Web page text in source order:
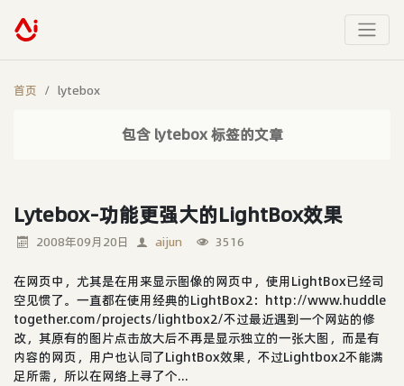
首页 lytebox
包含 lytebox 标签的文章
Lytebox-功能更强大的LightBox效果
2008年09月20日 aijun 3516
在网页中，尤其是在用来显示图像的网页中，使用LightBox已经司
空见惯了。一直都在使用经典的LightBox2：http://www.huddle
together.com/projects/lightbox2/不过最近遇到一个网站的修
改，其原有的图片点击放大后不再是显示独立的一张大图，而是有
内容的网页，用户也认同了LightBox效果，不过Lightbox2不能满
足所需，所以在网络上寻了个...